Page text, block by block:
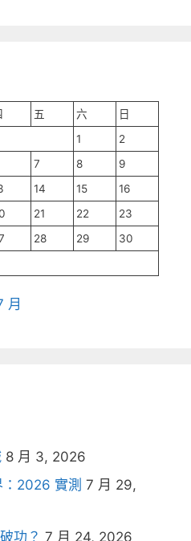
五 六
日
1
2
7 8
9
14 15
16
21 22
23
28 29
30
月
8 月 3, 2026
2026 實測 7 月 29,
功？ 7 月 24, 2026